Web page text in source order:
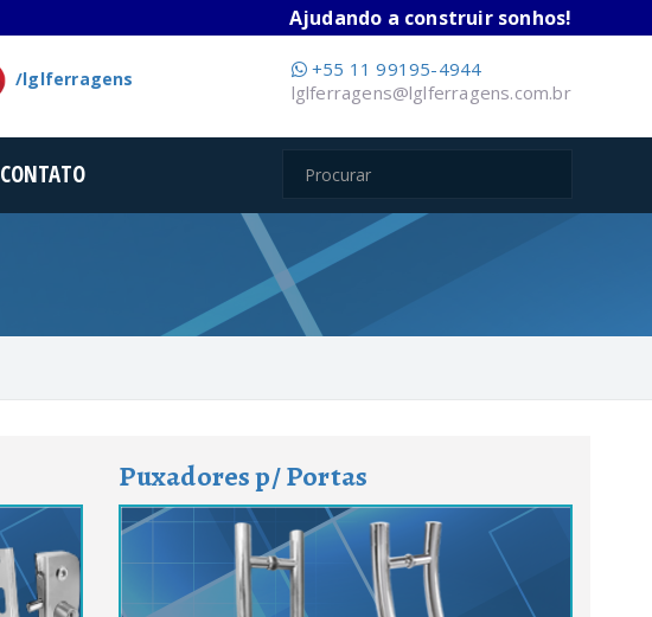
Ajudando a construir sonhos!
/lglferragens
+55 11 99195-4944
lglferragens@lglferragens.com.br
CONTATO
Puxadores p/ Portas